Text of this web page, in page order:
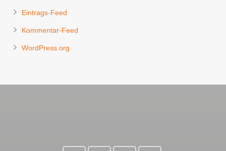
Eintrags-Feed
Kommentar-Feed
WordPress.org